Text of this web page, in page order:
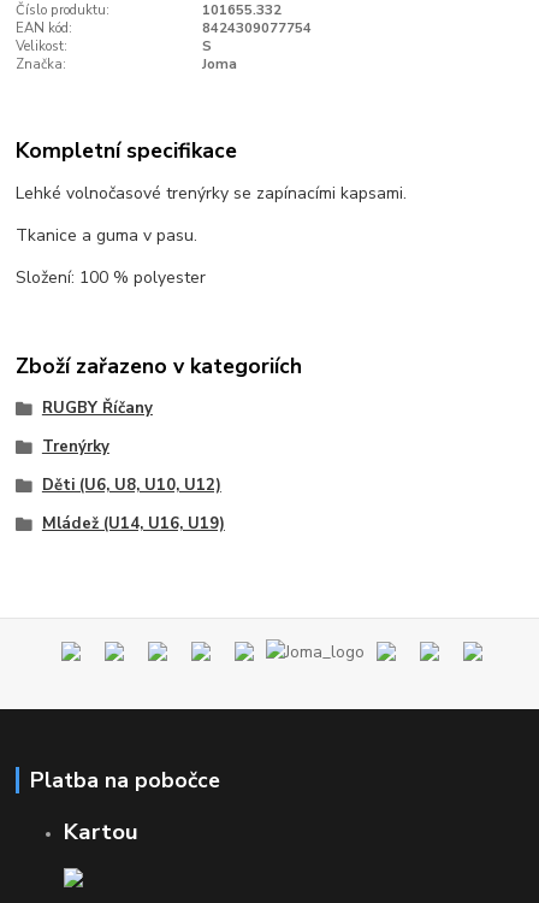
Číslo produktu:
101655.332
EAN kód:
8424309077754
Velikost:
S
Značka:
Joma
Kompletní specifikace
Lehké volnočasové trenýrky se zapínacími kapsami.
Tkanice a guma v pasu.
Složení: 100 % polyester
Zboží zařazeno v kategoriích
RUGBY Říčany
Trenýrky
Děti (U6, U8, U10, U12)
Mládež (U14, U16, U19)
Platba na pobočce
Kartou